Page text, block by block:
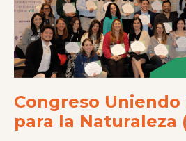
Congreso
para la Naturaleza